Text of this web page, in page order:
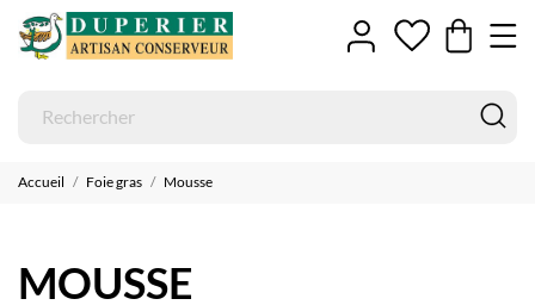
Accueil Foie gras Mousse
MOUSSE